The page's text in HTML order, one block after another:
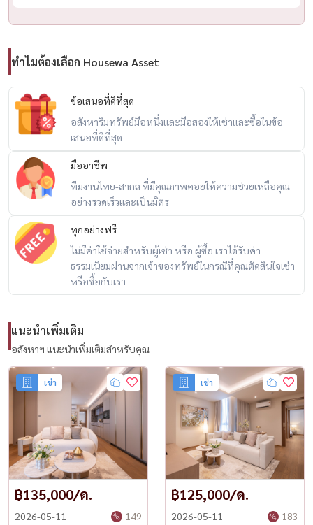
ทำไมต้องเลือก Housewa Asset
ข้อเสนอที่ดีที่สุด
อสังหาริมทรัพย์มือหนึ่งและมือสองให้เช่าและซื้อในข้อ
เสนอที่ดีที่สุด
มืออาชีพ
ทีมงานไทย-สากล ที่มีคุณภาพคอยให้ความช่วยเหลือคุณ
อย่างรวดเร็วและเป็นมิตร
ทุกอย่างฟรี
ไม่มีค่าใช้จ่ายสำหรับผู้เช่า หรือ ผู้ซื้อ เราได้รับค่า
ธรรมเนียมผ่านจากเจ้าของทรัพย์ในกรณีที่คุณตัดสินใจเช่า
หรือซื้อกับเรา
แนะนำเพิ่มเติม
อสังหาฯ แนะนำเพิ่มเติมสำหรับคุณ
เช่า
฿135,000/ด.
2026-05-11 149
เช่า
฿125,000/ด.
2026-05-11 183